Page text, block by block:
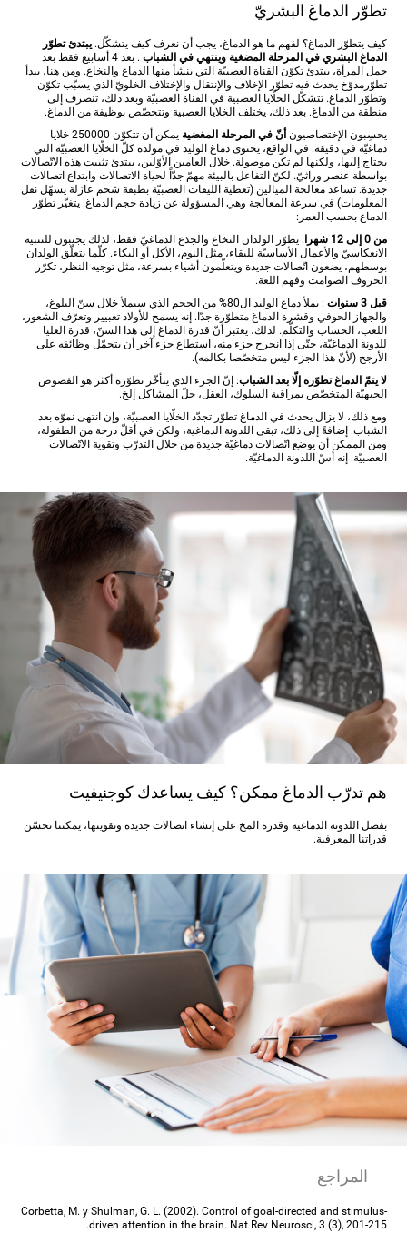
تطوّر الدماغ البشريّ
كيف يتطوّر الدماغ؟ لفهم ما هو الدماغ، يجب أن نعرف كيف يتشكّل. يبتدئ تطوّر
الدماغ البشري في المرحلة المضغية وينتهي في الشباب
. بعد 4 أسابيع فقط بعد
حمل المرأة، يبتدئ تكوّن القناة العصبيّة التي ينشأ منها الدماغ والنخاع. ومن هنا، يبدأ
تطوّرمدوّخ يحدث فيه تطوّر الإخلاف والإنتقال والإختلاف الخلويّ الذي يسبّب تكوّن
وتطوّر الدماغ. تتشكّل الخلّايا العصبية في القناة العصبيّة وبعد ذلك، تنصرف إلى
منطقة من الدماغ. بعد ذلك، يختلف الخلايا العصبية وتتخصّص بوظيفة من الدماغ.
يحسِبون الإختصاصيون أنّ في المرحلة المغضية
يمكن أن تتكوّن 250000 خلايا
دماغيّة في دقيقة. في الواقع، يحتوى دماغ الوليد في مولده كلّ الخلّايا العصبيّة التي
يحتاج إليها، ولكنها لم تكن موصولة. خلال العامين الأوّلين، يبتدئ تثبيت هذه الاتّصالات
بواسطة عنصر وراثيّ. لكنّ التفاعل بالبيئة مهمّ جدّاً لحياة الاتصالات وابتداع اتصالات
جديدة. تساعد معالجة الميالين (تغطية الليفات العصبيّة بطبقة شحم عازلة يسهّل نقل
المعلومات) في سرعة المعالجة وهي المسؤولة عن زيادة حجم الدماغ. يتغيّر تطوّر
الدماغ بحسب العمر:
من 0 إلى 12 شهرا
: يطوّر الولدان النخاع والجذع الدماغيّ فقط، لذلك يجيبون للتنبيه
الانعكاسيّ والأعمال الأساسيّة للبقاء، مثل النوم، الأكل أو البكاء. كلّما يتعلّق الولدان
بوسطهم، يضعون اتّصالات جديدة ويتعلّمون أشياء بسرعة، مثل توجيه النظر، تكرّر
الحروف الصوامت وفهم اللغة.
قبل 3 سنوات
: يملأ دماغ الوليد ال80% من الحجم الذي سيملأ خلال سنّ البلوغ،
والجهاز الحوفي وقشرة الدماغ متطوّرة جدّا. إنه يسمح للأولاد تعبيير وتعرّف الشعور،
اللعب، الحساب والتكلّم. لذلك، يعتبر أنّ قدرة الدماغ إلى هذا السنّ، قدرة العليا
للدونة الدماغيّة، حتّى إذا انجرح جزء منه، استطاع جزء آخر أن يتحمّل وظائفه على
الأرجح (لأنّ هذا الجزء ليس متخصّصا بكالمه).
لا يتمّ الدماغ تطوّره إلّا بعد الشباب: إنّ الجزء الذي يتأخّر تطوّره أكثر هو الفصوص
الجبهيّة المتخصّص بمراقبة السلوك، العقل، حلّ المشاكل إلخ.
ومع ذلك، لا يزال يحدث في الدماغ تطوّر تجدّد الخلّايا العصبيّة، وإن انتهى نموّه بعد
الشباب. إضافةً إلى ذلك، تبقى اللدونة الدماغية، ولكن في أقلّ درجة من الطفولة،
ومن الممكن أن يوضع اتّصالات دماغيّة جديدة من خلال التدرّب وتقوية الاتّصالات
العصبيّة. إنه أسّ اللدونة الدماغيّة.
هم تدرّب الدماغ ممكن؟ كيف يساعدك كوجنيفيت
بفضل اللدونة الدماغية وقدرة المخ على إنشاء اتصالات جديدة وتقويتها، يمكننا تحسّن
قدراتنا المعرفية.
المراجع
Corbetta, M. y Shulman, G. L. (2002). Control of goal-directed and stimulus-
driven attention in the brain. Nat Rev Neurosci, 3 (3), 201-215.